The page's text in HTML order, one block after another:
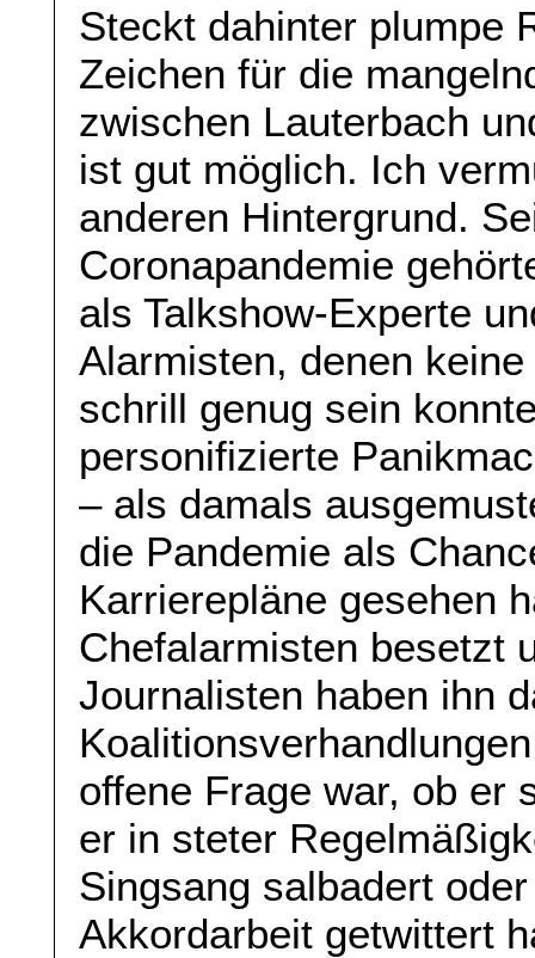
Steckt dahinter plumpe
Zeichen für die
zwischen Lauterbach
ist gut möglich. Ich
anderen Hintergrund.
Coronapandemie
als Talkshow-Experte
Alarmisten, denen
schrill genug sein
personifizierte
– als damals
die Pandemie als
Karrierepläne gesehen
Chefalarmisten besetzt
Journalisten haben ihn
offene Frage war, ob er
er in steter
Singsang salbadert
Akkordarbeit getwittert